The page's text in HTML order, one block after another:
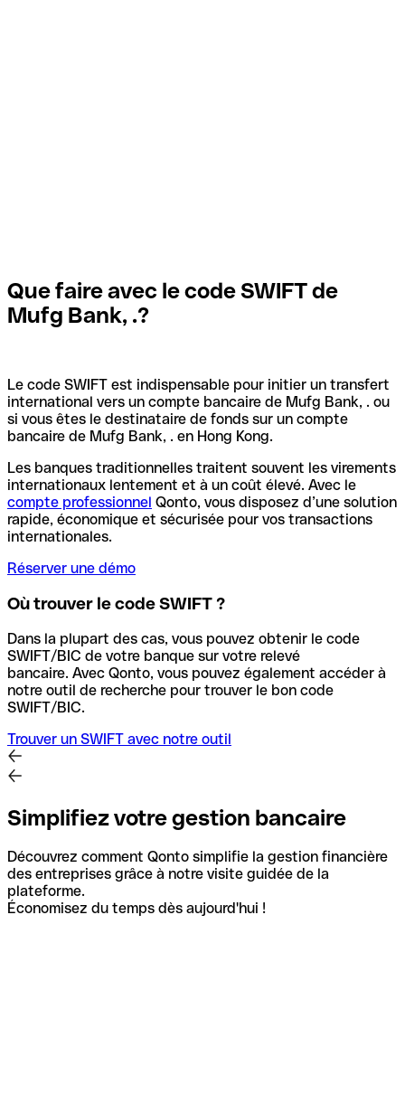
Que faire avec le code SWIFT de
Mufg Bank, .?
Le code SWIFT est indispensable pour initier un transfert
international vers un compte bancaire de Mufg Bank, . ou
si vous êtes le destinataire de fonds sur un compte
bancaire de Mufg Bank, . en Hong Kong.
Les banques traditionnelles traitent souvent les virements
internationaux lentement et à un coût élevé. Avec le
compte professionnel Qonto, vous disposez d’une solution
rapide, économique et sécurisée pour vos transactions
internationales.
Réserver une démo
Où trouver le code SWIFT ?
Dans la plupart des cas, vous pouvez obtenir le code
SWIFT/BIC de votre banque sur votre relevé
bancaire. Avec Qonto, vous pouvez également accéder à
notre outil de recherche pour trouver le bon code
SWIFT/BIC.
Trouver un SWIFT avec notre outil
Simplifiez votre gestion bancaire
Découvrez comment Qonto simplifie la gestion financière
des entreprises grâce à notre visite guidée de la
plateforme.
Économisez du temps dès aujourd'hui !